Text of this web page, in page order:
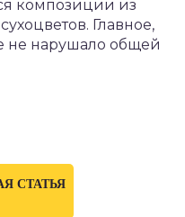
композиции из
Главное,
не нарушало общей
СТАТЬЯ